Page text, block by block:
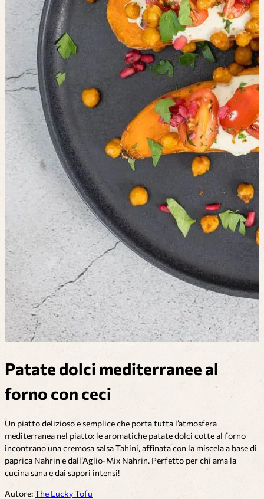
Patate dolci mediterranee al
forno con ceci
Un piatto delizioso e semplice che porta tutta l’atmosfera
mediterranea nel piatto: le aromatiche patate dolci cotte al forno
incontrano una cremosa salsa Tahini, affinata con la miscela a base di
paprica Nahrin e dall’Aglio-Mix Nahrin. Perfetto per chi ama la
cucina sana e dai sapori intensi!
Autore:The Lucky Tofu